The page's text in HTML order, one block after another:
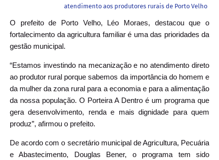
atendimento aos produtores rurais de Porto Velho
O prefeito de Porto Velho, Léo Moraes, destacou que o
fortalecimento da agricultura familiar é uma das prioridades da
gestão municipal.
“Estamos investindo na mecanização e no atendimento direto
ao produtor rural porque sabemos da importância do homem e
da mulher da zona rural para a economia e para a alimentação
da nossa população. O Porteira A Dentro é um programa que
gera desenvolvimento, renda e mais dignidade para quem
produz”, afirmou o prefeito.
De acordo com o secretário municipal de Agricultura, Pecuária
e Abastecimento, Douglas Bener, o programa tem sido